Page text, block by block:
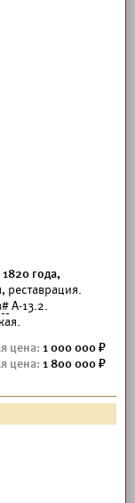
года,
реставрация.
А-13.2.
1 000 000
1 800 000